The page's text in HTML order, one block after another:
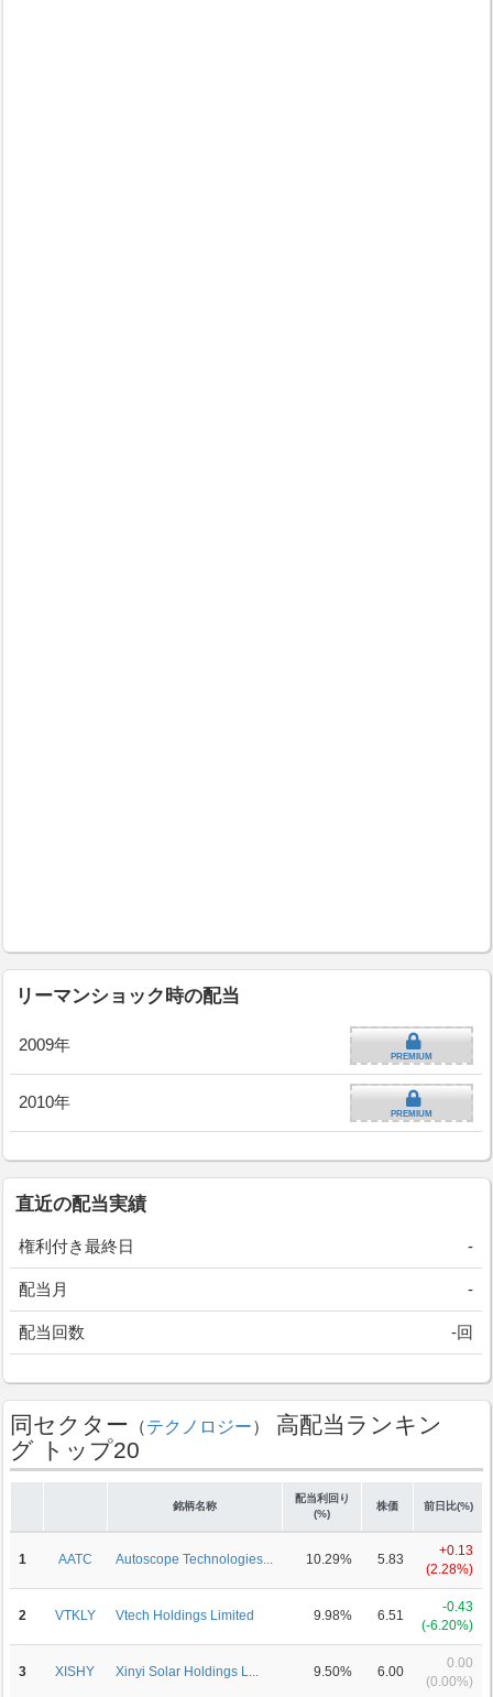
リーマンショック時の配当
2009年
PREMIUM
2010年
PREMIUM
直近の配当実績
権利付き最終日 -
配当月 -
配当回数 -回
同セクター （テクノロジー）
高配当ランキン
グ トップ20
銘柄名称
配当利回り
(%)
株価 前日比(%)
1 AATC Autoscope Technologies... 10.29% 5.83
+0.13
(2.28%)
2 VTKLY Vtech Holdings Limited 9.98% 6.51
-0.43
(-6.20%)
3 XISHY Xinyi Solar Holdings L... 9.50% 6.00
0.00
(0.00%)